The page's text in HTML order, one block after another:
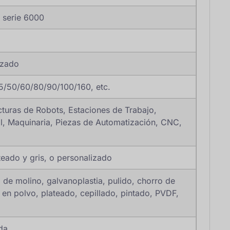
serie 6000
50/60/80/90/100/160, etc.
de Robots, Estaciones de Trabajo,
Maquinaria, Piezas de Automatización, CNC,
y gris, o personalizado
molino, galvanoplastia, pulido, chorro de
polvo, plateado, cepillado, pintado, PVDF,